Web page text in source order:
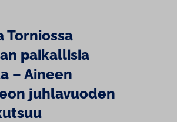
Torniossa
paikallisia
– Aineen
juhlavuoden